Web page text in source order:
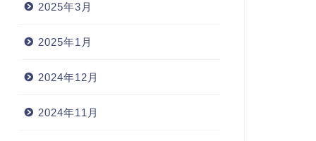
2025年3月
2025年1月
2024年12月
2024年11月